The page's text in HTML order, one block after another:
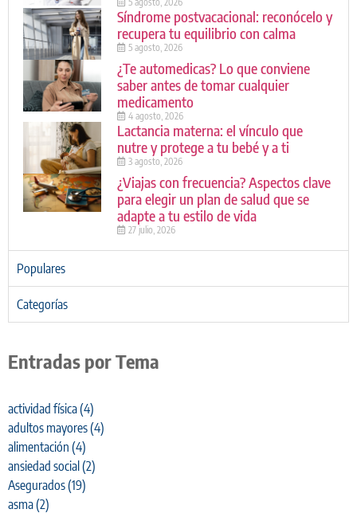
Síndrome postvacacional: reconócelo y
recupera tu equilibrio con calma
5 agosto, 2026
¿Te automedicas? Lo que conviene
saber antes de tomar cualquier
medicamento
4 agosto, 2026
Lactancia materna: el vínculo que
nutre y protege a tu bebé y a ti
3 agosto, 2026
¿Viajas con frecuencia? Aspectos clave
para elegir un plan de salud que se
adapte a tu estilo de vida
27 julio, 2026
Populares
Categorías
Entradas por Tema
actividad física(4)
adultos mayores(4)
alimentación (4)
ansiedad social(2)
Asegurados(19)
asma(2)